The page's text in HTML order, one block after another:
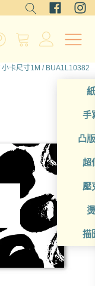
手
凸
超
壓
描
小卡尺寸1M / BUA1L10382